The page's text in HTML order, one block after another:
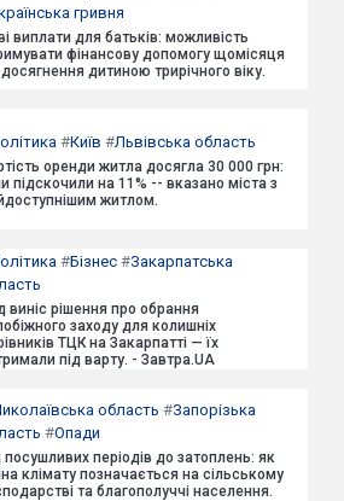
гривня
виплати для батьків: можливість
фінансову допомогу щомісяця
дитиною трирічного віку.
#Київ #Львівська область
оренди житла досягла 30 000 грн:
підскочили на 11% -- вказано міста з
житлом.
#Бізнес #Закарпатська
виніс рішення про обрання
заходу для колишніх
ТЦК на Закарпатті — їх
під варту. - Завтра.UA
область #Запорізька
#Опади
посушливих періодів до затоплень: як
клімату позначається на сільському
та благополуччі населення.